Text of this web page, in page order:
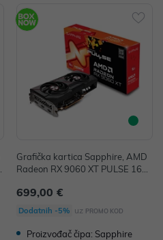
Grafička kartica Sapphire, AMD
Radeon RX 9060 XT PULSE 16G
splayPort, 11350-03-20G
699,00 €
Dodatnih -5% uz PROMO KOD
Proizvođač čipa: Sapphire